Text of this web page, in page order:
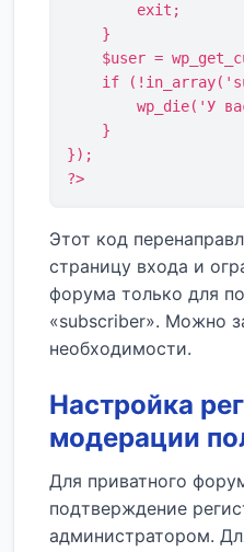
        exit;
    }
$user =
if
wp_die('У
    }
});
?>
Этот код
страницу входа и
форума только для
«subscriber». Можно
необходимости.
Настройка
модерации
Для приватного
подтверждение
администратором.